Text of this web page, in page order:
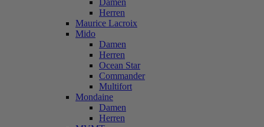
Damen
Herren
Maurice Lacroix
Mido
Damen
Herren
Ocean Star
Commander
Multifort
Mondaine
Damen
Herren